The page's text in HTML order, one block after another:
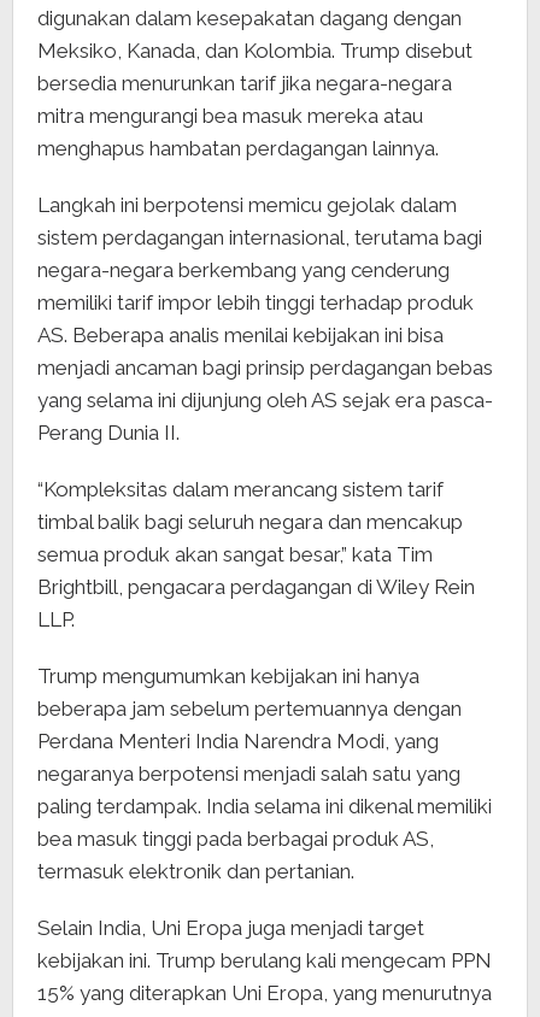
digunakan dalam kesepakatan dagang dengan
Meksiko, Kanada, dan Kolombia. Trump disebut
bersedia menurunkan tarif jika negara-negara
mitra mengurangi bea masuk mereka atau
menghapus hambatan perdagangan lainnya.
Langkah ini berpotensi memicu gejolak dalam
sistem perdagangan internasional, terutama bagi
negara-negara berkembang yang cenderung
memiliki tarif impor lebih tinggi terhadap produk
AS. Beberapa analis menilai kebijakan ini bisa
menjadi ancaman bagi prinsip perdagangan bebas
yang selama ini dijunjung oleh AS sejak era pasca-
Perang Dunia II.
“Kompleksitas dalam merancang sistem tarif
timbal balik bagi seluruh negara dan mencakup
semua produk akan sangat besar,” kata Tim
Brightbill, pengacara perdagangan di Wiley Rein
LLP.
Trump mengumumkan kebijakan ini hanya
beberapa jam sebelum pertemuannya dengan
Perdana Menteri India Narendra Modi, yang
negaranya berpotensi menjadi salah satu yang
paling terdampak. India selama ini dikenal memiliki
bea masuk tinggi pada berbagai produk AS,
termasuk elektronik dan pertanian.
Selain India, Uni Eropa juga menjadi target
kebijakan ini. Trump berulang kali mengecam PPN
15% yang diterapkan Uni Eropa, yang menurutnya